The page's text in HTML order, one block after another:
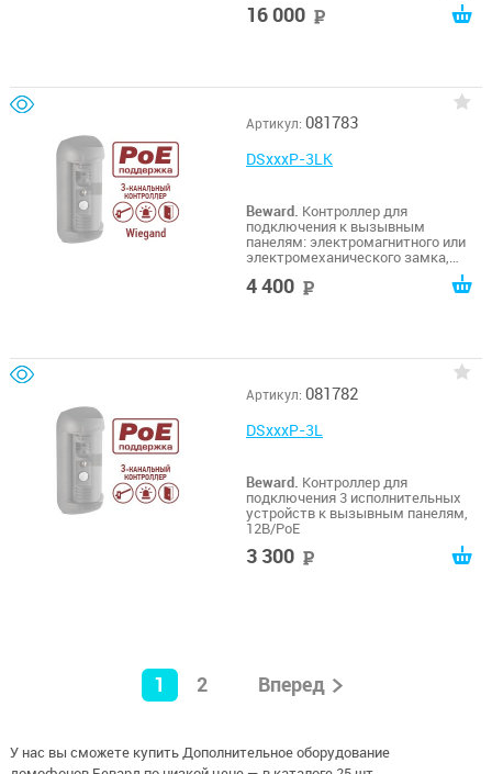
960х576 25 к/с, microSDHC (до 32
16 000
Артикул: 081783
DSxxxP-3LK
Beward. Контроллер для
подключения к вызывным
панелям: электромагнитного или
электромеханического замка,
тревожного входа, кнопки выхода
4 400
Артикул: 081782
DSxxxP-3L
Beward. Контроллер для
подключения 3 исполнительных
устройств к вызывным панелям,
12В/PoE
3 300
1 2 Вперед
У нас вы сможете купить Дополнительное оборудование